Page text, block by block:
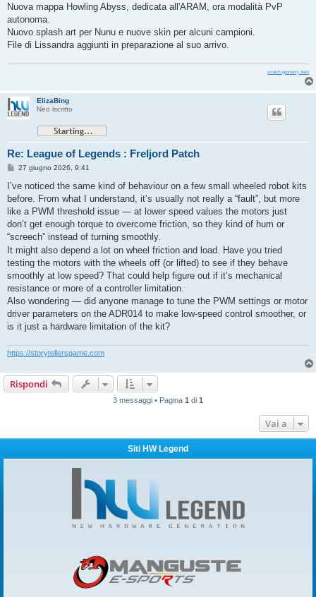
i
o
Nuova mappa Howling Abyss, dedicata all'ARAM, ora modalità PvP
autonoma.
Nuovo splash art per Nunu e nuove skin per alcuni campioni.
File di Lissandra aggiunti in preparazione al suo arrivo.
scratch geometry dash
ElizaBing
Neo iscritto
Re: League of Legends : Freljord Patch
M
s
a
g
i
o
27 giugno 2026, 9:41
I’ve noticed the same kind of behaviour on a few small wheeled robot kits
before. From what I understand, it’s usually not really a “fault”, but more
like a PWM threshold issue — at lower speed values the motors just
don’t get enough torque to overcome friction, so they kind of hum or
“screech” instead of turning smoothly.
It might also depend a lot on wheel friction and load. Have you tried
testing the motors with the wheels off (or lifted) to see if they behave
smoothly at low speed? That could help figure out if it’s mechanical
resistance or more of a controller limitation.
Also wondering — did anyone manage to tune the PWM settings or motor
driver parameters on the ADR014 to make low-speed control smoother, or
is it just a hardware limitation of the kit?
https://storytellersgame.com
Rispondi
3 messaggi • Pagina 1 di 1
Vai a
Siti HW Legend